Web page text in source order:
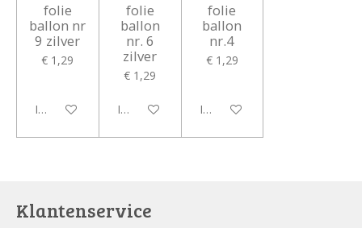
folie
ballon nr
9 zilver
€ 1,29
In winkelwagen
folie
ballon
nr. 6
zilver
€ 1,29
In winkelwagen
folie
ballon
nr.4
€ 1,29
In winkelwagen
Klantenservice